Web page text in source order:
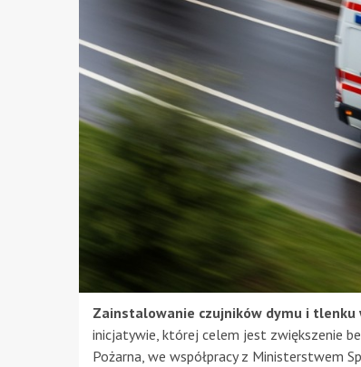
Zainstalowanie czujników dymu i tlenku
inicjatywie, której celem jest zwiększenie
Pożarna, we współpracy z Ministerstwem